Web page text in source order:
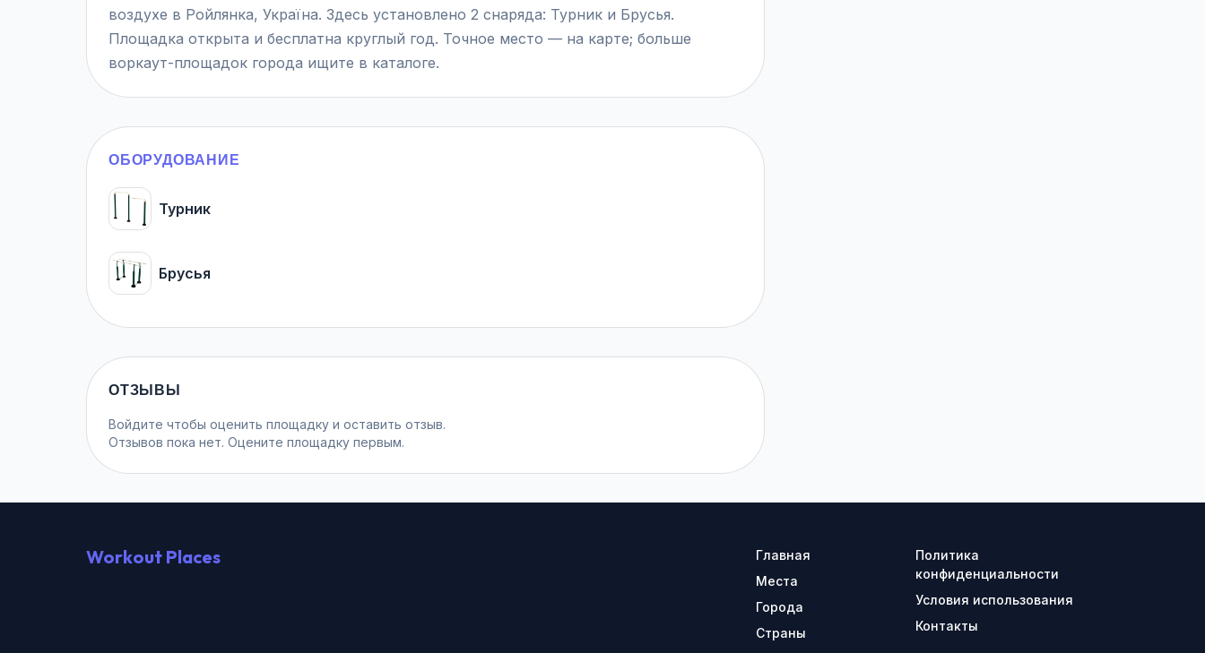
воздухе в Ройлянка, Україна. Здесь установлено 2 снаряда: Турник и Брусья.
Площадка открыта и бесплатна круглый год. Точное место — на карте; больше
воркаут-площадок города ищите в каталоге.
ОБОРУДОВАНИЕ
Турник
Брусья
ОТЗЫВЫ
Войдите чтобы оценить площадку и оставить отзыв.
Отзывов пока нет. Оцените площадку первым.
Workout Places
Главная
Места
Города
Страны
Политика
конфиденциальности
Условия использования
Контакты